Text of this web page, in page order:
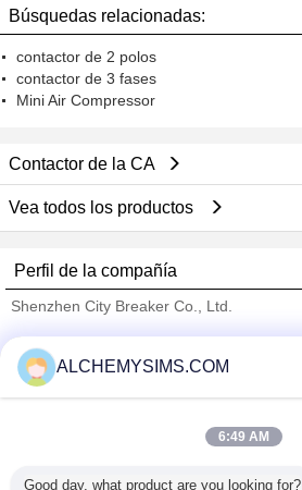
Búsquedas relacionadas:
contactor de 2 polos
contactor de 3 fases
Mini Air Compressor
Contactor de la CA
Vea todos los productos
Perfil de la compañía
Shenzhen City Breaker Co., Ltd.
Trust Seal
Verified Suplier
ALCHEMYSIMS.COM
6:49 AM
Good day, what product are you looking for?